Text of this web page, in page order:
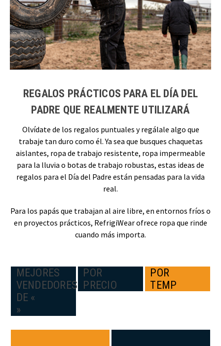
REGALOS PRÁCTICOS PARA EL DÍA DEL
PADRE QUE REALMENTE UTILIZARÁ
Olvídate de los regalos puntuales y regálale algo que
trabaje tan duro como él. Ya sea que busques chaquetas
aislantes, ropa de trabajo resistente, ropa impermeable
para la lluvia o botas de trabajo robustas, estas ideas de
regalos para el Día del Padre están pensadas para la vida
real.
Para los papás que trabajan al aire libre, en entornos fríos o
en proyectos prácticos, RefrigiWear ofrece ropa que rinde
cuando más importa.
MEJORES
VENDEDORES
DE «
»
POR
PRECIO
POR
TEMP